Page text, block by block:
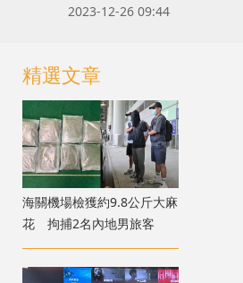
2023-12-26 09:44
精選文章
海關機場檢獲約9.8公斤大麻
花 拘捕2名內地男旅客